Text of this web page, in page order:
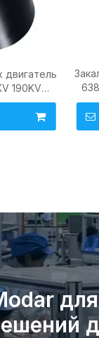
двигатель
190KV
для